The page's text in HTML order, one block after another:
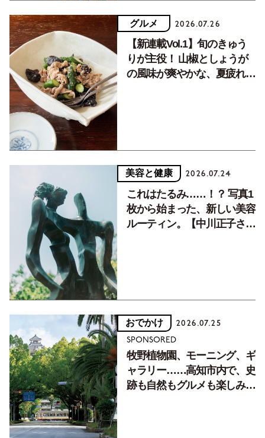
グルメ 2026.07.26
【新連載Vol.1】旬のきゅう
りが主役！ 山椒としょうが
の風味が爽やかな、夏疲れを
美容と健康 2026.07.24
これはたるみ……！？ 写真1
枚から始まった、新しい美容
ルーティン。【中川正子さん
おでかけ 2026.07.25
SPONSORED
牧野植物園、モーニング、ギ
ャラリー……高知市内で、史
跡も自然もグルメも楽しみ尽